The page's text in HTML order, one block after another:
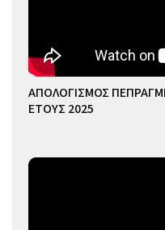
ΑΠΟΛΟΓΙΣΜΟΣ
ΕΤΟΥΣ 2025